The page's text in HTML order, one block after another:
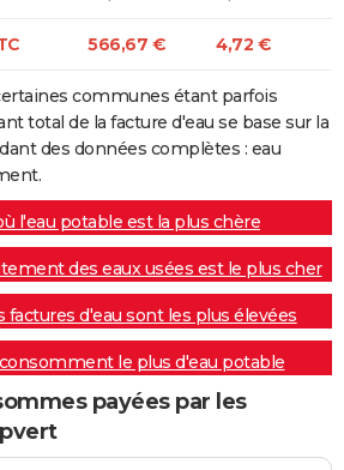
566,67 € 4,72 €
communes étant parfois
total de la facture d'eau se base sur la
des données complètes : eau
l'eau potable est la plus chère
des eaux usées est le plus cher
factures d'eau sont les plus élevées
le plus d'eau potable
payées par les